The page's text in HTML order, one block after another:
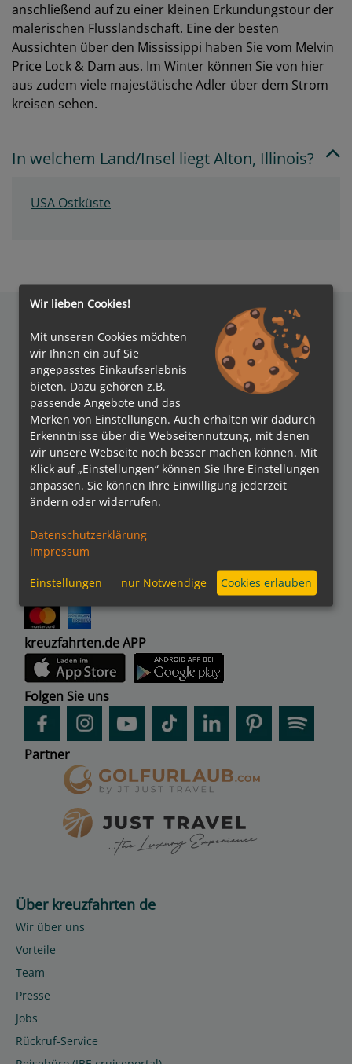
anschließend auf zu einer kleinen Erkundungstour der
malerischen Flusslandschaft. Eine der besten
Aussichten über den Mississippi haben Sie vom Melvin
Price Lock & Dam aus. Im Winter können Sie von hier
aus zudem viele majestätische Adler über dem Strom
kreisen sehen.
In welchem Land/Insel liegt Alton, Illinois?
USA Ostküste
Auszeichnungen
Verbände
kreuzfahrten.de APP
Folgen Sie uns
Partner
Über kreuzfahrten de
Wir über uns
Vorteile
Team
Presse
Jobs
Rückruf-Service
Wir lieben Cookies!
Mit unseren Cookies möchten
wir Ihnen ein auf Sie
angepasstes Einkaufserlebnis
bieten. Dazu gehören z.B.
passende Angebote und das
Merken von Einstellungen. Auch erhalten wir dadurch
Erkenntnisse über die Webseitennutzung, mit denen
wir unsere Webseite noch besser machen können. Mit
Klick auf „Einstellungen“ können Sie Ihre Einstellungen
anpassen. Sie können Ihre Einwilligung jederzeit
ändern oder widerrufen.
Datenschutzerklärung
Impressum
Einstellungen nur Notwendige Cookies erlauben